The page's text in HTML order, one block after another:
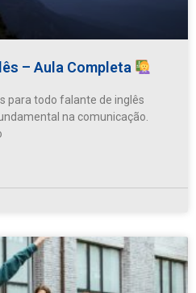
– Aula Completa
para todo falante de inglês
na comunicação.